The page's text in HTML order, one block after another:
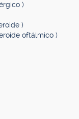
)
)
oftálmico )